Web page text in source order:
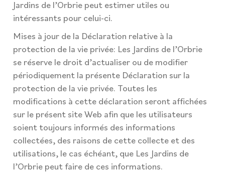
Jardins de l’Orbrie peut estimer utiles ou
intéressants pour celui-ci.
Mises à jour de la Déclaration relative à la
protection de la vie privée: Les Jardins de l’Orbrie
se réserve le droit d’actualiser ou de modifier
périodiquement la présente Déclaration sur la
protection de la vie privée. Toutes les
modifications à cette déclaration seront affichées
sur le présent site Web afin que les utilisateurs
soient toujours informés des informations
collectées, des raisons de cette collecte et des
utilisations, le cas échéant, que Les Jardins de
l’Orbrie peut faire de ces informations.